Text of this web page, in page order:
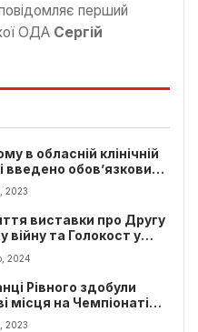
перший
ОДА Сергій
в обласній клінічній
введено обов’язковий
масок.
2023
виставки про Другу
війну та Голокост у
2024
Рівного здобули
місця на Чемпіонаті
з плавання
2023